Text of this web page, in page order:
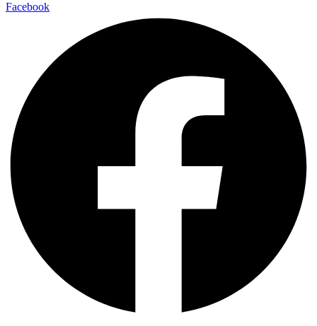
Facebook